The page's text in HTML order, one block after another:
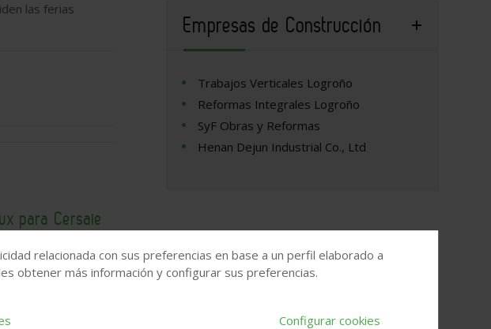
las ferias
para Cersaie
Empresas de Construcción
Trabajos Verticales Logroño
Reformas Integrales Logroño
SyF Obras y Reformas
Henan Dejun Industrial Co., Ltd
relacionada con sus preferencias en base a un perfil elaborado a
obtener más información y configurar sus preferencias.
Configurar cookies